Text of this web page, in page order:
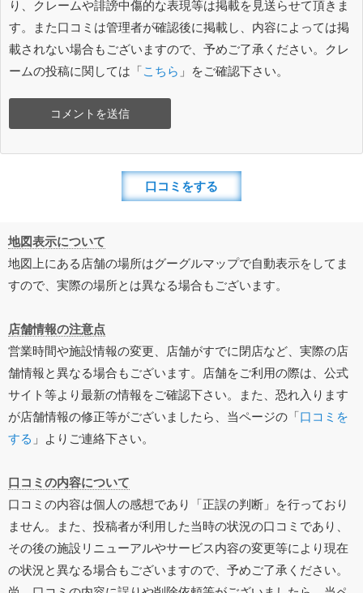
り、クレームや誹謗中傷的な表現等は掲載を見送らせて頂きま
す。また口コミは管理者が確認後に掲載し、内容によっては掲
載されない場合もございますので、予めご了承ください。クレ
ームの投稿に関しては「こちら 」をご確認下さい。
口コミをする
地図表示について
地図上にある店舗の場所はグーグルマップで自動表示をしてま
すので、実際の場所とは異なる場合もございます。
店舗情報の注意点
営業時間や施設情報の変更、店舗がすでに閉店など、実際の店
舗情報と異なる場合もございます。店舗をご利用の際は、公式
サイト等より最新の情報をご確認下さい。また、恐れ入ります
が店舗情報の修正等がございましたら、当ページの「口コミを
する 」よりご連絡下さい。
口コミの内容について
口コミの内容は個人の感想であり「正誤の判断」を行っており
ません。また、投稿者が利用した当時の状況の口コミであり、
その後の施設リニューアルやサービス内容の変更等により現在
の状況と異なる場合もございますので、予めご了承ください。